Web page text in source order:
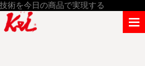
術を今日の商品で実現する